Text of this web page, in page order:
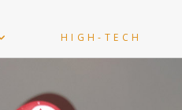
HIGH-TECH